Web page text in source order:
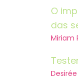
O
das
Miriam